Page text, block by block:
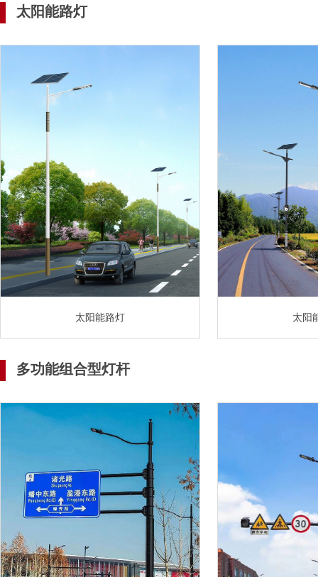
太阳能路灯
太阳能路灯 太阳
多功能组合型灯杆